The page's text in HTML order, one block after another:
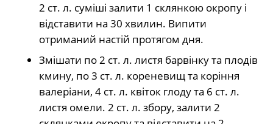
2 ст. л. суміші залити 1 склянкою окропу і
відставити на 30 хвилин. Випити
отриманий настій протягом дня.
Змішати по 2 ст. л. листя барвінку та плодів
кмину, по 3 ст. л. кореневищ та коріння
валеріани, 4 ст. л. квіток глоду та 6 ст. л.
листя омели. 2 ст. л. збору, залити 2